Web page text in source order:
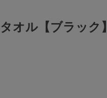
オル【ブラック】